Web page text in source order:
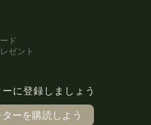
ド
ゼント
に登録しましょう
ーを購読しよう